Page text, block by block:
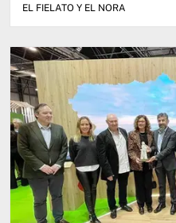
EL FIELATO Y EL NORA